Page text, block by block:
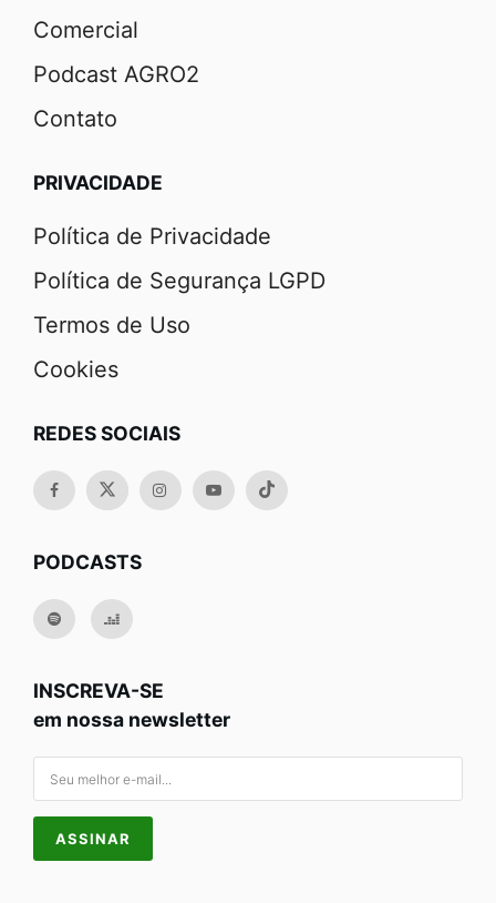
Comercial
Podcast AGRO2
Contato
PRIVACIDADE
Política de Privacidade
Política de Segurança LGPD
Termos de Uso
Cookies
REDES SOCIAIS
PODCASTS
INSCREVA-SE
em nossa newsletter